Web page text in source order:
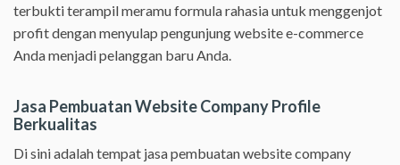
terbukti terampil meramu formula rahasia untuk menggenjot
profit dengan menyulap pengunjung website e-commerce
Anda menjadi pelanggan baru Anda.
Jasa Pembuatan Website Company Profile
Berkualitas
Di sini adalah tempat jasa pembuatan website company